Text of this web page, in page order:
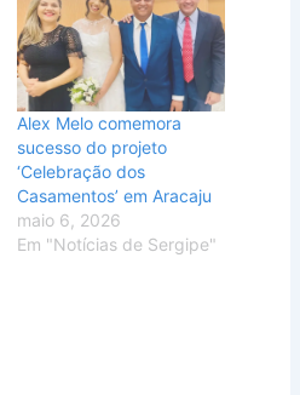
Alex Melo comemora
sucesso do projeto
‘Celebração dos
Casamentos’ em Aracaju
maio 6, 2026
Em "Notícias de Sergipe"